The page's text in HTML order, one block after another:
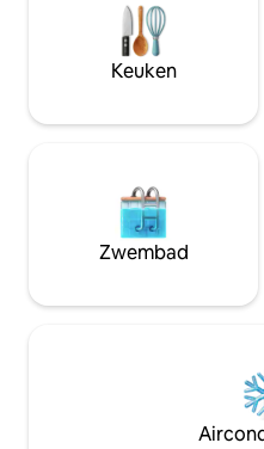
hele ruimte is gereserveerd
Keuken
Zwembad